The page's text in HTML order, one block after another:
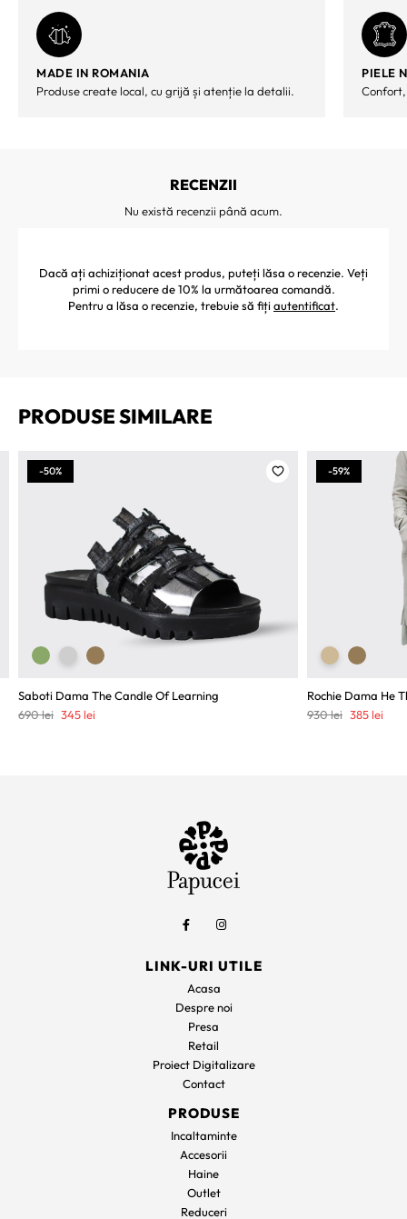
MADE IN ROMANIA
Produse create local, cu grijă și atenție la detalii.
PIELE
RECENZII
Nu există recenzii până acum.
Dacă ați achiziționat acest produs, puteți lăsa o recenzie. Veți
primi o reducere de 10% la următoarea comandă.
Pentru a lăsa o recenzie, trebuie să fiți autentificat.
PRODUSE SIMILARE
-50%
Saboti Dama The Candle Of Learning
690lei Prețul
345lei
-59%
Rochie Dama He
930lei Prețul
385lei
LINK-URI UTILE
Acasa
Despre noi
Presa
Retail
Proiect Digitalizare
Contact
PRODUSE
Incaltaminte
Accesorii
Haine
Outlet
Reduceri